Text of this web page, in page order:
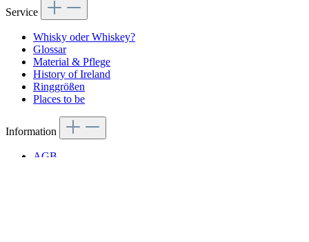
Service
Whisky oder Whiskey?
Glossar
Material & Pflege
History of Ireland
Ringgrößen
Places to be
Information
AGB